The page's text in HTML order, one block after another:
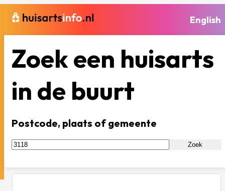
English
Zoek een huisarts
in de buurt
Postcode, plaats of gemeente
Zoek